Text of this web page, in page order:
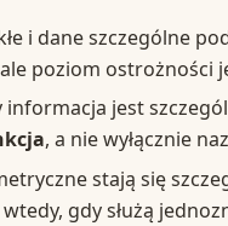
i dane szczególne
poziom ostrożności
informacja jest
, a nie wyłącznie
stają się
wtedy, gdy służą